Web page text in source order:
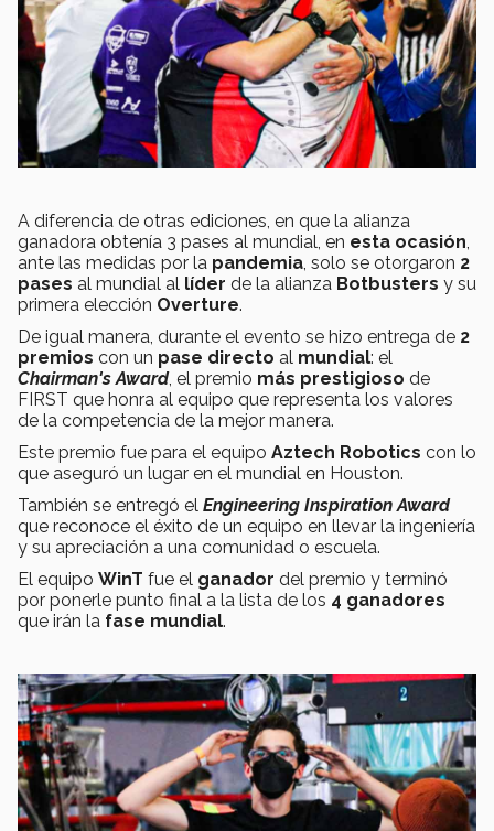
A diferencia de otras ediciones, en que la alianza
ganadora obtenía 3 pases al mundial, en esta ocasión,
ante las medidas por la pandemia, solo se otorgaron 2
pases al mundial al líder de la alianza Botbusters y su
primera elección Overture.
De igual manera, durante el evento se hizo entrega de 2
premios con un pase directo al mundial: el
Chairman's Award, el premio más prestigioso de
FIRST que honra al equipo que representa los valores
de la competencia de la mejor manera.
Este premio fue para el equipo Aztech Robotics con lo
que aseguró un lugar en el mundial en Houston.
También se entregó el Engineering Inspiration Award
que reconoce el éxito de un equipo en llevar la ingeniería
y su apreciación a una comunidad o escuela.
El equipo WinT fue el ganador del premio y terminó
por ponerle punto final a la lista de los 4 ganadores
que irán la fase mundial.